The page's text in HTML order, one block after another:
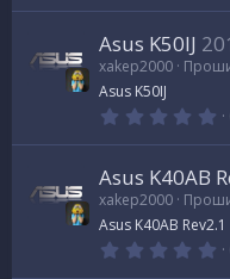
к
а
с
к
о
н
к
а
0
0
з
в
д
Asus K50IJ
xakep2000
Asus K50IJ
0
0
0
з
в
е
з
д
Asus K40AB
xakep2000
Asus K40AB Rev2.1
0